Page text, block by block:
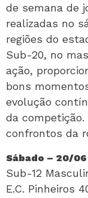
de semana de
realizadas no
regiões do
Sub-20, no
ação,
bons
evolução
da
confrontos da
Sábado – 20/06
Sub-12
E.C. Pinheiros